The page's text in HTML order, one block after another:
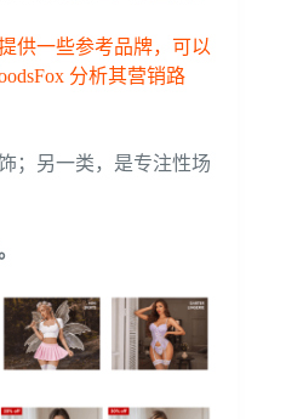
供一些参考品牌，可以
分析其营销路
；另一类，是专注性场